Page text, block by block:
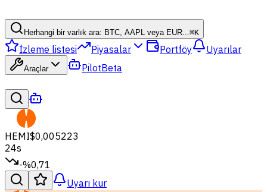
Herhangi bir varlık ara: BTC, AAPL veya EUR...⌘K
İzleme listesi Piyasalar Portföy Uyarılar
Araçlar PilotBeta
HEMI$0,005223
24s
-%0,71
Uyarı kur